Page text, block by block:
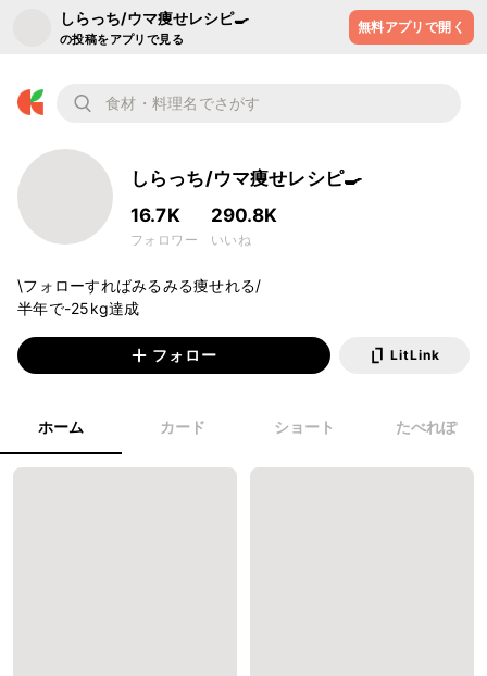
しらっち/ウマ痩せレシピ🍳
の投稿をアプリで見る
無料アプリで開く
しらっち/ウマ痩せレシピ🍳
16.7K
フォロワー
290.8K
いいね
\フォローすればみるみる痩せれる/
半年で-25kg達成
フォロー LitLink
ホーム カード ショート たべれぽ